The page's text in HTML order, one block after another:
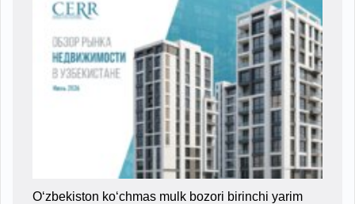
O‘zbekiston ko‘chmas mulk bozori birinchi yarim